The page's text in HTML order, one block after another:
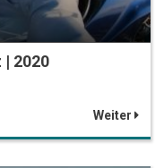
2020
Weiter